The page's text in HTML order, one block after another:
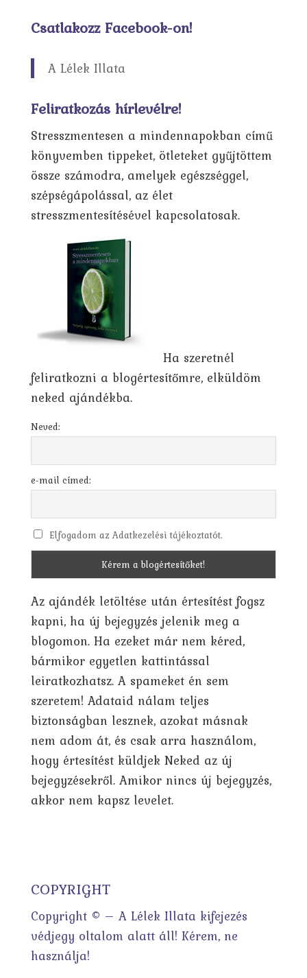
Csatlakozz Facebook-on!
A Lélek Illata
Feliratkozás hírlevélre!
Stresszmentesen a mindennapokban című
könyvemben tippeket, ötleteket gyűjtöttem
össze számodra, amelyek egészséggel,
szépségápolással, az élet
stresszmentesítésével kapcsolatosak.
Ha szeretnél
feliratkozni a blogértesítőmre, elküldöm
neked ajándékba.
Neved:
e-mail címed:
Elfogadom az Adatkezelési tájékoztatót.
Az ajándék letöltése után értesítést fogsz
kapni, ha új bejegyzés jelenik meg a
blogomon. Ha ezeket már nem kéred,
bármikor egyetlen kattintással
leiratkozhatsz. A spameket én sem
szeretem! Adataid nálam teljes
biztonságban lesznek, azokat másnak
nem adom át, és csak arra használom,
hogy értesítést küldjek Neked az új
bejegyzésekről. Amikor nincs új bejegyzés,
akkor nem kapsz levelet.
COPYRIGHT
Copyright © – A Lélek Illata kifejezés
védjegy oltalom alatt áll! Kérem, ne
használja!